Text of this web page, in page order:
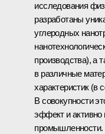
исследования
разработаны
углеродных
производства), а
в различные
характеристик (в
В совокупности
эффект и активно
промышленности.